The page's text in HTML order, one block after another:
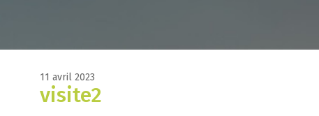
11 avril 2023
visite2